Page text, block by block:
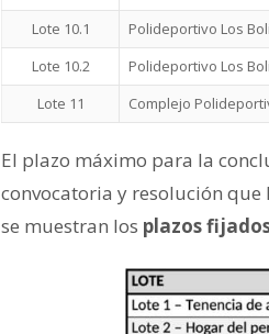
Lote 10.1
Polideportivo Los
Lote 10.2
Polideportivo Los
Lote 11
Complejo
El plazo máximo para la
convocatoria y resolución
se muestran los plazos